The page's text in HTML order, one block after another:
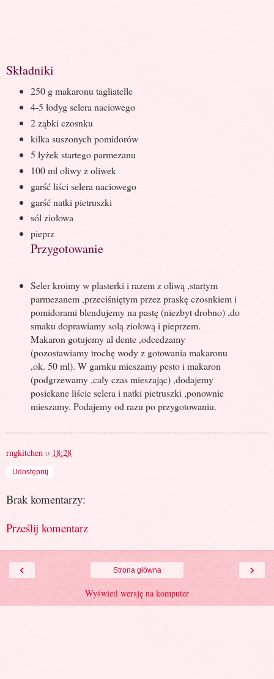
Składniki
250 g makaronu tagliatelle
4-5 łodyg selera naciowego
2 ząbki czosnku
kilka suszonych pomidorów
5 łyżek startego parmezanu
100 ml oliwy z oliwek
garść liści selera naciowego
garść natki pietruszki
sól ziołowa
pieprz
Przygotowanie
Seler kroimy w plasterki i razem z oliwą ,startym
parmezanem ,przeciśniętym przez praskę czosnkiem i
pomidorami blendujemy na pastę (niezbyt drobno) ,do
smaku doprawiamy solą ziołową i pieprzem.
Makaron gotujemy al dente ,odcedzamy
(pozostawiamy trochę wody z gotowania makaronu
,ok. 50 ml). W garnku mieszamy pesto i makaron
(podgrzewamy ,cały czas mieszając) ,dodajemy
posiekane liście selera i natki pietruszki ,ponownie
mieszamy. Podajemy od razu po przygotowaniu.
rngkitchen o 18:28
Udostępnij
Brak komentarzy:
Prześlij komentarz
‹ ›
Strona główna
Wyświetl wersję na komputer